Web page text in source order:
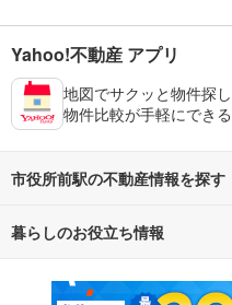
Yahoo!不動産 アプリ
地図でサクッと物件探し
物件比較が手軽にできる
市役所前駅の不動産情報を探す
不動産・住宅
新築マンション
暮らしのお役立ち情報
マンションカタログ